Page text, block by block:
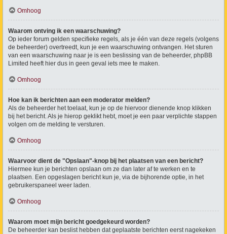
Omhoog
Waarom ontving ik een waarschuwing?
Op ieder forum gelden specifieke regels, als je één van deze regels (volgens
de beheerder) overtreedt, kun je een waarschuwing ontvangen. Het sturen
van een waarschuwing naar je is een beslissing van de beheerder, phpBB
Limited heeft hier dus in geen geval iets mee te maken.
Omhoog
Hoe kan ik berichten aan een moderator melden?
Als de beheerder het toelaat, kun je op de hiervoor dienende knop klikken
bij het bericht. Als je hierop geklikt hebt, moet je een paar verplichte stappen
volgen om de melding te versturen.
Omhoog
Waarvoor dient de "Opslaan"-knop bij het plaatsen van een bericht?
Hiermee kun je berichten opslaan om ze dan later af te werken en te
plaatsen. Een opgeslagen bericht kun je, via de bijhorende optie, in het
gebruikerspaneel weer laden.
Omhoog
Waarom moet mijn bericht goedgekeurd worden?
De beheerder kan beslist hebben dat geplaatste berichten eerst nagekeken